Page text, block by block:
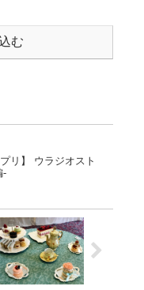
む
リ】 ウラジオスト
-